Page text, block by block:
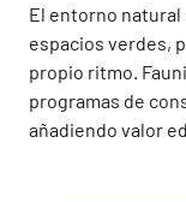
El entorno natural
espacios verdes,
propio ritmo.
programas de
añadiendo valor